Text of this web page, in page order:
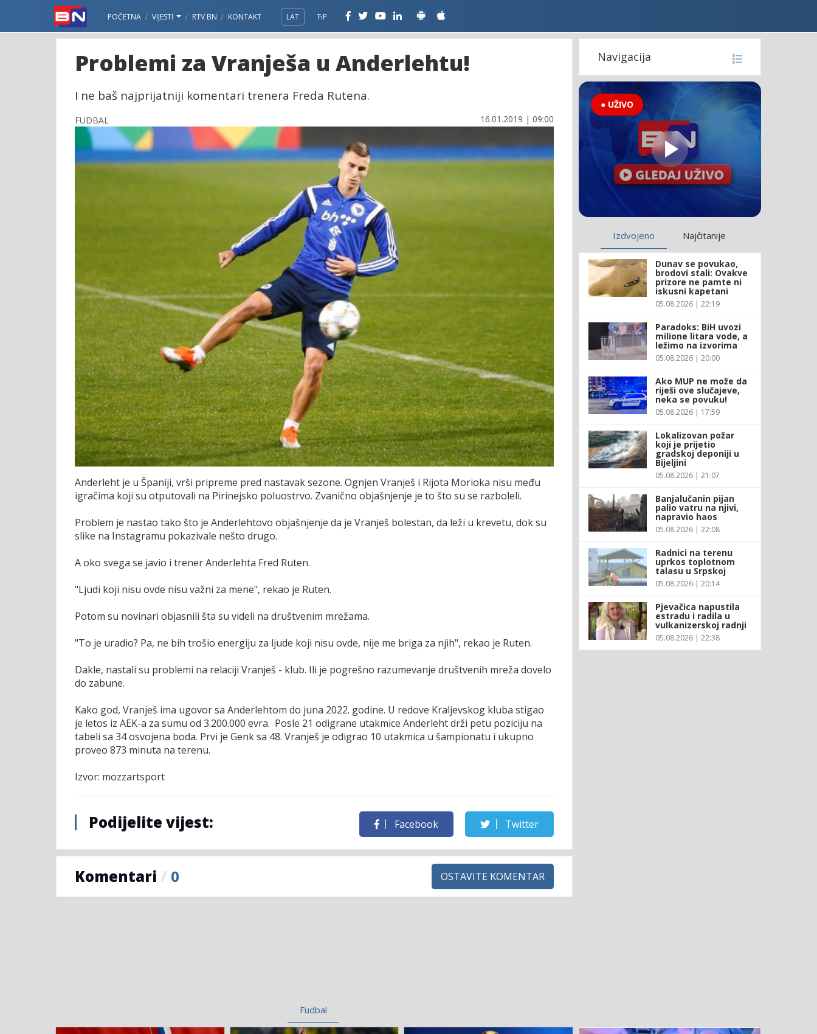
POČETNA VIJESTI RTV BN KONTAKT LAT ЋР
Problemi za Vranješa u Anderlehtu!
I ne baš najprijatniji komentari trenera Freda Rutena.
FUDBAL 16.01.2019 | 09:00
Anderleht je u Španiji, vrši pripreme pred nastavak sezone. Ognjen Vranješ i Rijota Morioka nisu među
igračima koji su otputovali na Pirinejsko poluostrvo. Zvanično objašnjenje je to što su se razboleli.
Problem je nastao tako što je Anderlehtovo objašnjenje da je Vranješ bolestan, da leži u krevetu, dok su
slike na Instagramu pokazivale nešto drugo.
A oko svega se javio i trener Anderlehta Fred Ruten.
"Ljudi koji nisu ovde nisu važni za mene", rekao je Ruten.
Potom su novinari objasnili šta su videli na društvenim mrežama.
"To je uradio? Pa, ne bih trošio energiju za ljude koji nisu ovde, nije me briga za njih", rekao je Ruten.
Dakle, nastali su problemi na relaciji Vranješ - klub. Ili je pogrešno razumevanje društvenih mreža dovelo
do zabune.
Kako god, Vranješ ima ugovor sa Anderlehtom do juna 2022. godine. U redove Kraljevskog kluba stigao
je letos iz AEK-a za sumu od 3.200.000 evra. Posle 21 odigrane utakmice Anderleht drži petu poziciju na
tabeli sa 34 osvojena boda. Prvi je Genk sa 48. Vranješ je odigrao 10 utakmica u šampionatu i ukupno
proveo 873 minuta na terenu.
Izvor: mozzartsport
Podijelite vijest: Facebook Twitter
Komentari / 0 OSTAVITE KOMENTAR
Fudbal
Navigacija
● UŽIVO
Izdvojeno Najčitanije
Dunav se povukao,
brodovi stali: Ovakve
prizore ne pamte ni
iskusni kapetani
05.08.2026 | 22:19
Paradoks: BiH uvozi
milione litara vode, a
ležimo na izvorima
05.08.2026 | 20:00
Ako MUP ne može da
riješi ove slučajeve,
neka se povuku!
05.08.2026 | 17:59
Lokalizovan požar
koji je prijetio
gradskoj deponiji u
Bijeljini
05.08.2026 | 21:07
Banjalučanin pijan
palio vatru na njivi,
napravio haos
05.08.2026 | 22:08
Radnici na terenu
uprkos toplotnom
talasu u Srpskoj
05.08.2026 | 20:14
Pjevačica napustila
estradu i radila u
vulkanizerskoj radnji
05.08.2026 | 22:38